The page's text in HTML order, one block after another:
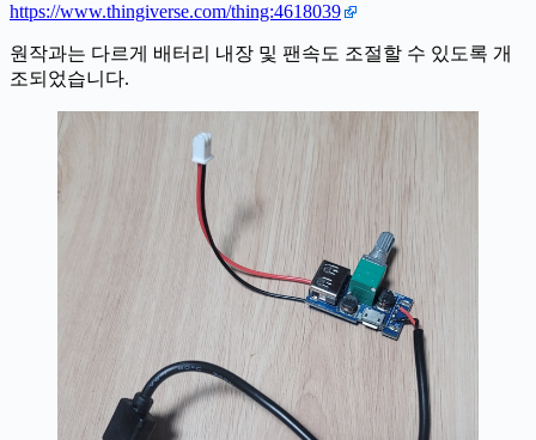
https://www.thingiverse.com/thing:4618039
원작과는 다르게 배터리 내장 및 팬속도 조절할 수 있도록 개
조되었습니다.